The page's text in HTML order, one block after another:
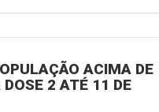
ACIMA DE
2 ATÉ 11 DE